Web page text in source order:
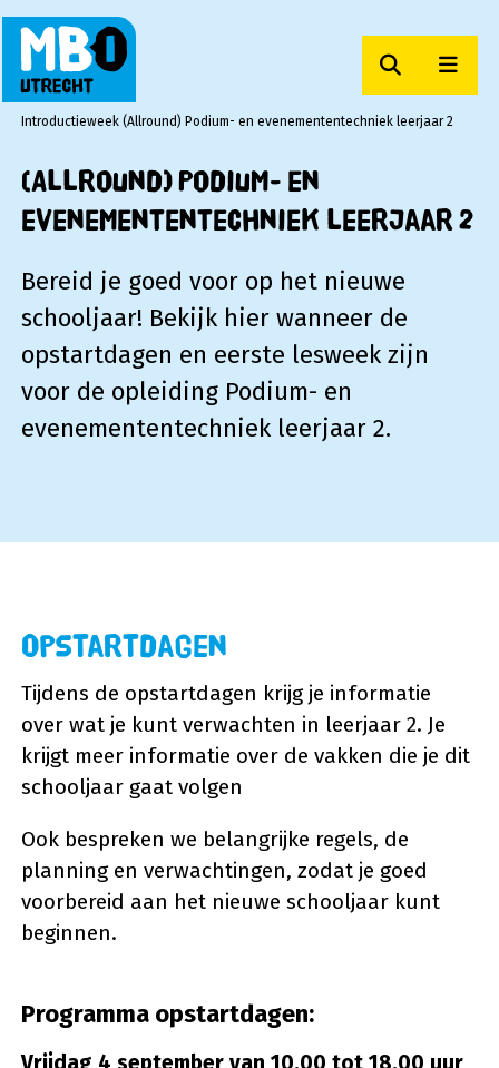
MBO Utrecht
Zoeken
Introductieweek (Allround) Podium- en evenemententechniek leerjaar 2
(Allround) Podium- en
evenemententechniek leerjaar 2
Bereid je goed voor op het nieuwe
schooljaar! Bekijk hier wanneer de
opstartdagen en eerste lesweek zijn
voor de opleiding Podium- en
evenemententechniek leerjaar 2.
Opstartdagen
Tijdens de opstartdagen krijg je informatie
over wat je kunt verwachten in leerjaar 2. Je
krijgt meer informatie over de vakken die je dit
schooljaar gaat volgen
Ook bespreken we belangrijke regels, de
planning en verwachtingen, zodat je goed
voorbereid aan het nieuwe schooljaar kunt
beginnen.
Programma opstartdagen:
Vrijdag 4 september van 10.00 tot 18.00 uur